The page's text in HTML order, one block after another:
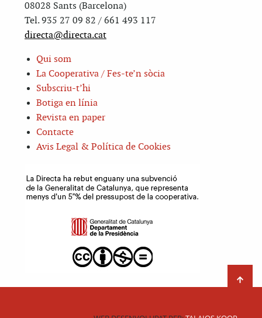
08028 Sants (Barcelona)
Tel. 935 27 09 82 / 661 493 117
directa@directa.cat
Qui som
La Cooperativa / Fes-te’n sòcia
Subscriu-t’hi
Botiga en línia
Revista en paper
Contacte
Avis Legal & Política de Cookies